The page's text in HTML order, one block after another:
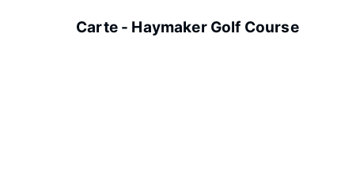
Carte - Haymaker Golf Course